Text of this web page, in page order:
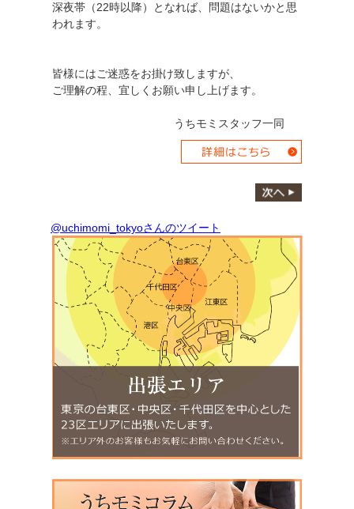
深夜帯（22時以降）となれば、問題はないかと思
われます。
皆様にはご迷惑をお掛け致しますが、
ご理解の程、宜しくお願い申し上げます。
うちモミスタッフ一同
@uchimomi_tokyoさんのツイート